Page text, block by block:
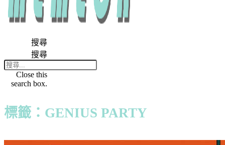
搜尋
搜尋
Close this
search box.
標籤：GENIUS PARTY